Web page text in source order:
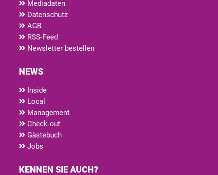
Mediadaten
Datenschutz
AGB
RSS-Feed
Newsletter bestellen
NEWS
Inside
Local
Management
Check-out
Gästebuch
Jobs
KENNEN SIE AUCH?